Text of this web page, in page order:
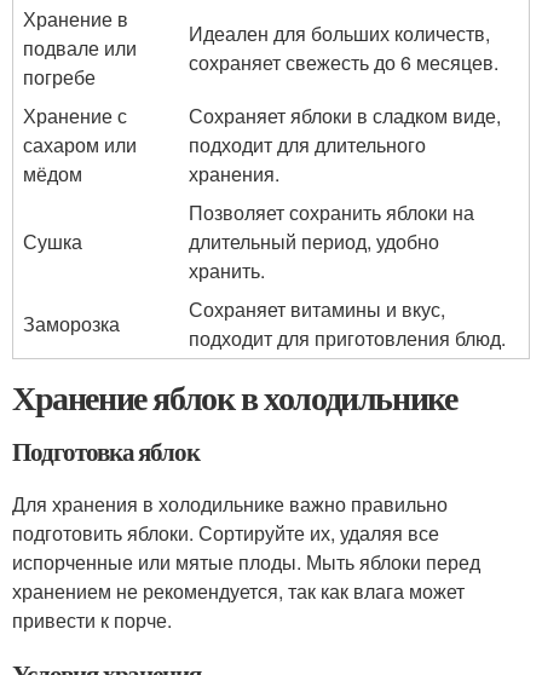
Хранение в
подвале или
погребе
Идеален для больших количеств,
сохраняет свежесть до 6 месяцев.
Хранение с
сахаром или
мёдом
Сохраняет яблоки в сладком виде,
подходит для длительного
хранения.
Сушка
Позволяет сохранить яблоки на
длительный период, удобно
хранить.
Заморозка
Сохраняет витамины и вкус,
подходит для приготовления блюд.
Хранение яблок в холодильнике
Подготовка яблок
Для хранения в холодильнике важно правильно
подготовить яблоки. Сортируйте их, удаляя все
испорченные или мятые плоды. Мыть яблоки перед
хранением не рекомендуется, так как влага может
привести к порче.